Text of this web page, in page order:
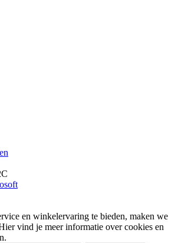
en winkelervaring te bieden, maken we
vind je meer informatie over cookies en